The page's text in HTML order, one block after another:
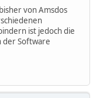
von Amsdos
ist jedoch die
der Software